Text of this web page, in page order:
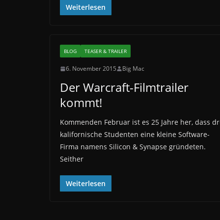
Weiterlesen
BLOG TEASER & TRAILER
6. November 2015 Big Mac
Der Warcraft-Filmtrailer
kommt!
Kommenden Februar ist es 25 Jahre her, dass
kalifornische Studenten eine kleine Software-
Firma namens Silicon & Synapse gründeten.
Seither
Weiterlesen